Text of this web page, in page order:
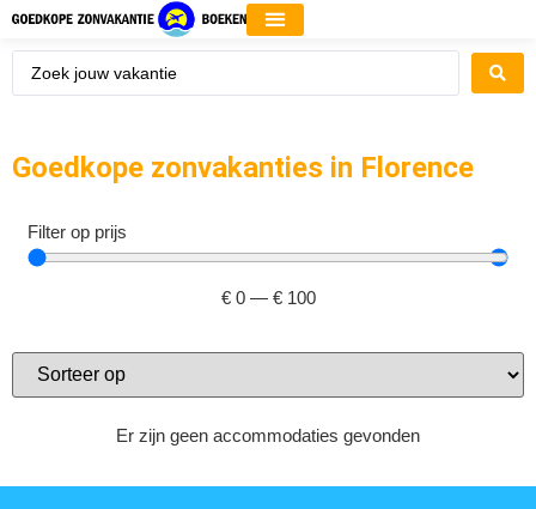
Goedkope zonvakanties in Florence
Filter op prijs
€ 0 — € 100
Er zijn geen accommodaties gevonden